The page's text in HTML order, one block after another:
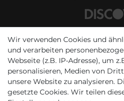
Wir verwenden Cookies und
und verarbeiten
Webseite (z.B. IP-Adresse), um
personalisieren, Medien von
unsere Website zu analysieren.
gesetzte Cookies. Wir teilen